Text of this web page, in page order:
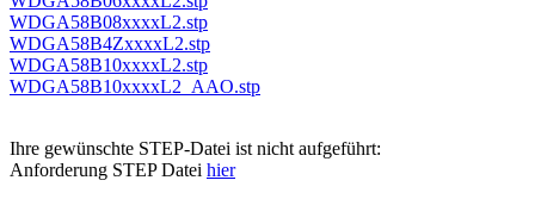
WDGA58B08xxxxL2.stp
WDGA58B4ZxxxxL2.stp
WDGA58B10xxxxL2.stp
WDGA58B10xxxxL2_AAO.stp
Ihre gewünschte STEP-Datei ist nicht aufgeführt:
Anforderung STEP Datei hier